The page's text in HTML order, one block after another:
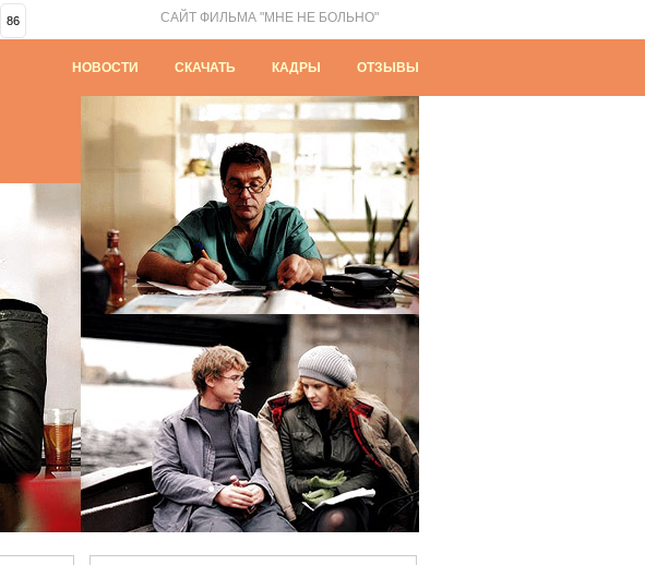
86 САЙТ ФИЛЬМА "МНЕ НЕ БОЛЬНО"
НОВОСТИ СКАЧАТЬ КАДРЫ ОТЗЫВЫ